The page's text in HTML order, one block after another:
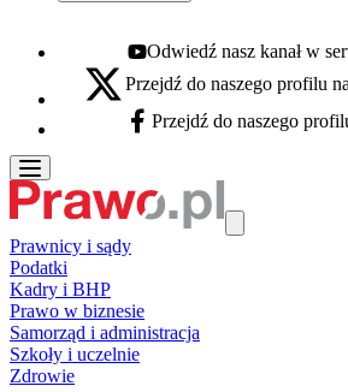
Youtube - otwiera się w nowej karcie
Odwiedź nasz kanał w
X - otwiera się w nowej karcie
Przejdź do naszego profilu
Facebook - otwiera się w nowej karcie
Przejdź do naszego
Prawnicy i sądy
Podatki
Kadry i BHP
Prawo w biznesie
Samorząd i administracja
Szkoły i uczelnie
Zdrowie